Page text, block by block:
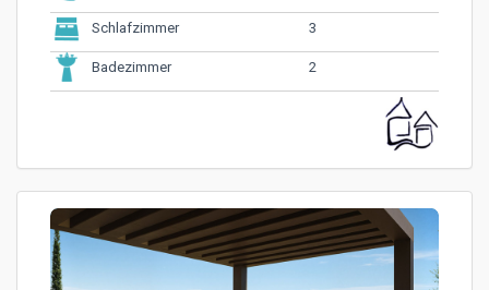
Schlafzimmer 3
Badezimmer 2